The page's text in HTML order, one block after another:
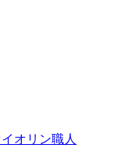
オリン職人